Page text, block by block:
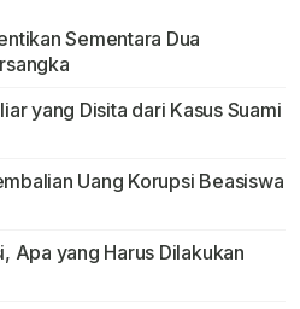
Sementara Dua
yang Disita dari Kasus Suami
Uang Korupsi Beasiswa
Apa yang Harus Dilakukan